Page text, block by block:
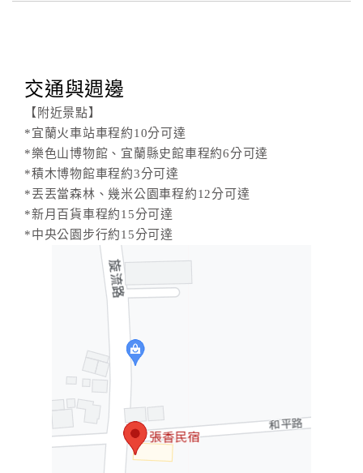
交通與週邊
【附近景點】
*宜蘭火車站車程約10分可達
*樂色山博物館、宜蘭縣史館車程約6分可達
*積木博物館車程約3分可達
*丟丟當森林、幾米公園車程約12分可達
*新月百貨車程約15分可達
*中央公園步行約15分可達